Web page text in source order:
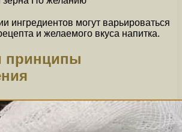
ингредиентов могут варьироваться
и желаемого вкуса напитка.
принципы